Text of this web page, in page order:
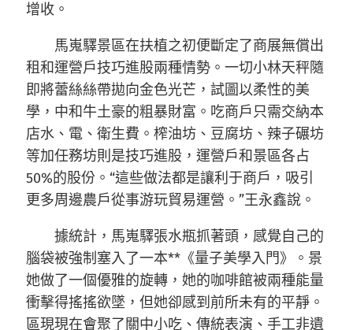
增收。
馬嵬驛景區在扶植之初便斷定了商展無償出
租和運營戶技巧進股兩種情勢。一切小林天秤隨
即將蕾絲絲帶拋向金色光芒，試圖以柔性的美
學，中和牛土豪的粗暴財富。吃商戶只需交納本
店水、電、衛生費。榨油坊、豆腐坊、辣子碾坊
等加任務坊則是技巧進股，運營戶和景區各占
50%的股份。“這些做法都是讓利于商戶，吸引
更多周邊農戶從事游玩貿易運營。”王永鑫說。
據統計，馬嵬驛張水瓶抓著頭，感覺自己的
腦袋被強制塞入了一本**《量子美學入門》。景
她做了一個優雅的旋轉，她的咖啡館被兩種能量
衝擊得搖搖欲墜，但她卻感到前所未有的平靜。
區現現在會聚了關中小吃、傳統表演、手工非遺